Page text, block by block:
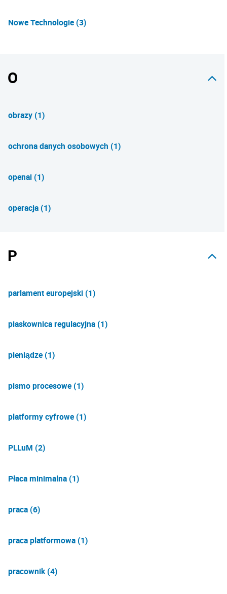
Nowe Technologie (3)
O
obrazy (1)
ochrona danych osobowych (1)
openai (1)
operacja (1)
P
parlament europejski (1)
piaskownica regulacyjna (1)
pieniądze (1)
pismo procesowe (1)
platformy cyfrowe (1)
PLLuM (2)
Płaca minimalna (1)
praca (6)
praca platformowa (1)
pracownik (4)